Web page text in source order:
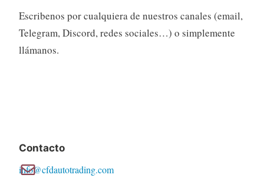
Escribenos por cualquiera de nuestros canales (email,
Telegram, Discord, redes sociales…) o simplemente
llámanos.
Contacto
info@cfdautotrading.com